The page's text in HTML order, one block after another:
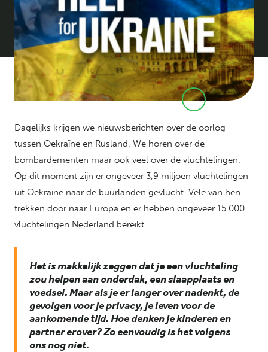
Dagelijks krijgen we nieuwsberichten over de oorlog
tussen Oekraïne en Rusland. We horen over de
bombardementen maar ook veel over de vluchtelingen.
Op dit moment zijn er ongeveer 3,9 miljoen vluchtelingen
uit Oekraïne naar de buurlanden gevlucht. Vele van hen
trekken door naar Europa en er hebben ongeveer 15.000
vluchtelingen Nederland bereikt.
Het is makkelijk zeggen dat je een vluchteling
zou helpen aan onderdak, een slaapplaats en
voedsel. Maar als je er langer over nadenkt, de
gevolgen voor je privacy, je leven voor de
aankomende tijd. Hoe denken je kinderen en
partner erover? Zo eenvoudig is het volgens
ons nog niet.